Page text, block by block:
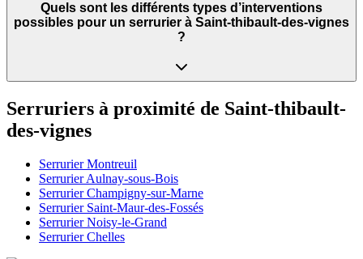
Quels sont les différents types d’interventions
possibles pour un serrurier à Saint-thibault-des-vignes
?
Serruriers à proximité de Saint-thibault-
des-vignes
SerrurierMontreuil
SerrurierAulnay-sous-Bois
SerrurierChampigny-sur-Marne
Serrurier Saint-Maur-des-Fossés
SerrurierNoisy-le-Grand
SerrurierChelles